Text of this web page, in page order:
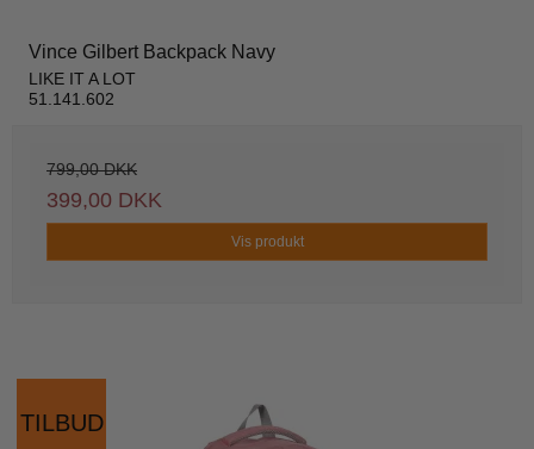
Vince Gilbert Backpack Navy
LIKE IT A LOT
51.141.602
799,00 DKK
399,00 DKK
Vis produkt
TILBUD